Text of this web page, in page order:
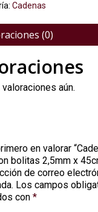
Cadenas
(0)
valoraciones aún.
en valorar
bolitas 2,5mm x
de correo
Los campos
con *